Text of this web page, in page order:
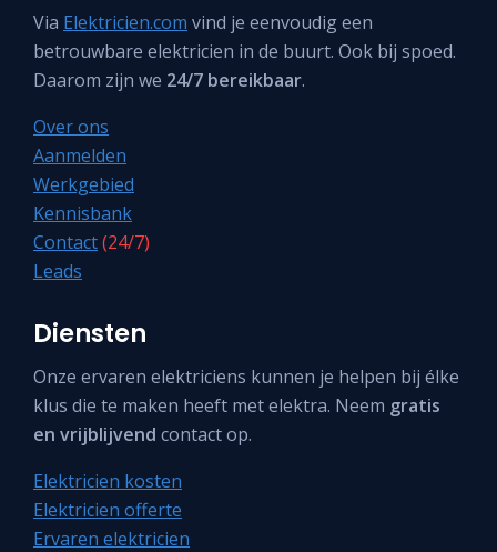
Via Elektricien.com vind je eenvoudig een
betrouwbare elektricien in de buurt. Ook bij spoed.
Daarom zijn we 24/7 bereikbaar.
Over ons
Aanmelden
Werkgebied
Kennisbank
Contact(24/7)
Leads
Diensten
Onze ervaren elektriciens kunnen je helpen bij élke
klus die te maken heeft met elektra. Neem gratis
en vrijblijvend contact op.
Elektricien kosten
Elektricien offerte
Ervaren elektricien